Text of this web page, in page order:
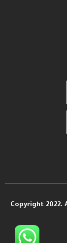
Copyright 2022.